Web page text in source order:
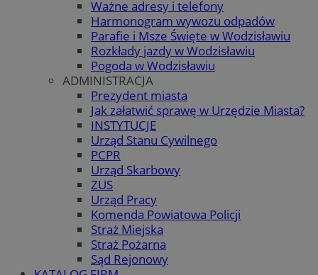
Ważne adresy i telefony
Harmonogram wywozu odpadów
Parafie i Msze Święte w Wodzisławiu
Rozkłady jazdy w Wodzisławiu
Pogoda w Wodzisławiu
ADMINISTRACJA
Prezydent miasta
Jak załatwić sprawę w Urzędzie Miasta?
INSTYTUCJE
Urząd Stanu Cywilnego
PCPR
Urząd Skarbowy
ZUS
Urząd Pracy
Komenda Powiatowa Policji
Straż Miejska
Straż Pożarna
Sąd Rejonowy